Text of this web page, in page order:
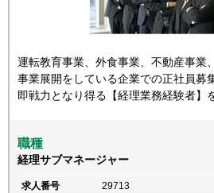
運転教育事業、外食事業、不動産事業
事業展開をしている企業での正社員募
即戦力となり得る【経理業務経験者】
職種
経理サブマネージャー
求人番号
29713